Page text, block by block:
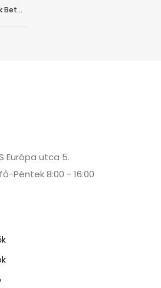
GMed XF624 Hanga Gyermek Betegágy
Európa utca 5.
Péntek 8:00 - 16:00